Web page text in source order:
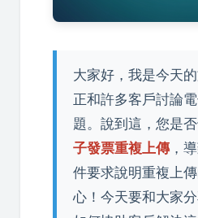
大家好，我是今天
正和許多客戶討論
題。說到這，您是
子發票重複上傳，
件要求說明重複上
心！今天要和大家